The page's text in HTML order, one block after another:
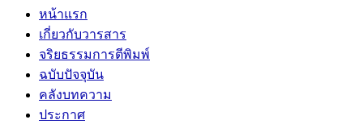
หน้าแรก
เกี่ยวกับวารสาร
จริยธรรมการตีพิมพ์
ฉบับปัจจุบัน
คลังบทความ
ประกาศ